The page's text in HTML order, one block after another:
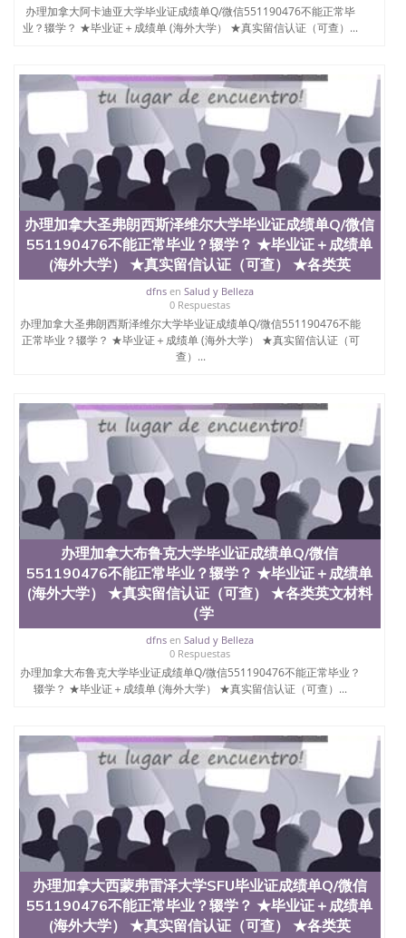
办理加拿大阿卡迪亚大学毕业证成绩单Q/微信551190476不能正常毕
业？辍学？ ★毕业证＋成绩单 (海外大学） ★真实留信认证（可查）...
办理加拿大圣弗朗西斯泽维尔大学毕业证成绩单Q/微信
551190476不能正常毕业？辍学？ ★毕业证＋成绩单
(海外大学） ★真实留信认证（可查） ★各类英
dfnsen Salud y Belleza
0 Respuestas
办理加拿大圣弗朗西斯泽维尔大学毕业证成绩单Q/微信551190476不能
正常毕业？辍学？ ★毕业证＋成绩单 (海外大学） ★真实留信认证（可
查）...
办理加拿大布鲁克大学毕业证成绩单Q/微信
551190476不能正常毕业？辍学？ ★毕业证＋成绩单
(海外大学） ★真实留信认证（可查） ★各类英文材料
（学
dfnsen Salud y Belleza
0 Respuestas
办理加拿大布鲁克大学毕业证成绩单Q/微信551190476不能正常毕业？
辍学？ ★毕业证＋成绩单 (海外大学） ★真实留信认证（可查）...
办理加拿大西蒙弗雷泽大学SFU毕业证成绩单Q/微信
551190476不能正常毕业？辍学？ ★毕业证＋成绩单
(海外大学） ★真实留信认证（可查） ★各类英